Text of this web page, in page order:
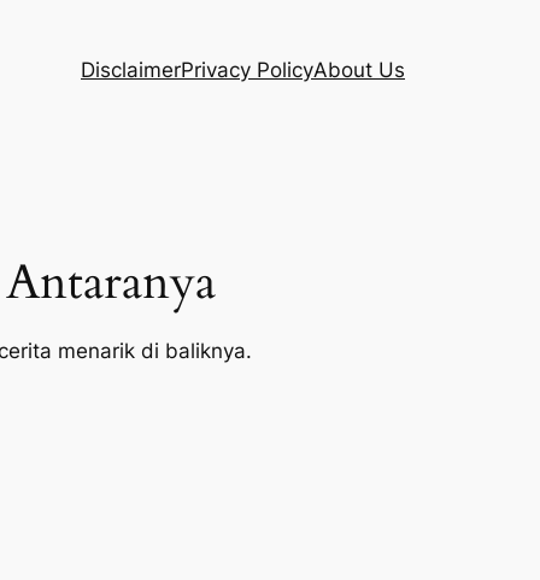
DisclaimerPrivacy PolicyAbout Us
menarik di baliknya.